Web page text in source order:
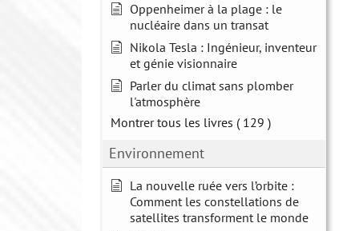
Oppenheimer à la plage : le
nucléaire dans un transat
Nikola Tesla : Ingénieur, inventeur
et génie visionnaire
Parler du climat sans plomber
l'atmosphère
Montrer tous les livres ( 129 )
Environnement
La nouvelle ruée vers l’orbite :
Comment les constellations de
satellites transforment le monde